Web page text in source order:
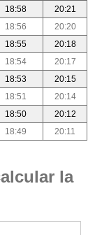
18:58
20:21
18:56
20:20
18:55
20:18
18:54
20:17
18:53
20:15
18:51
20:14
18:50
20:12
18:49 20:11
la